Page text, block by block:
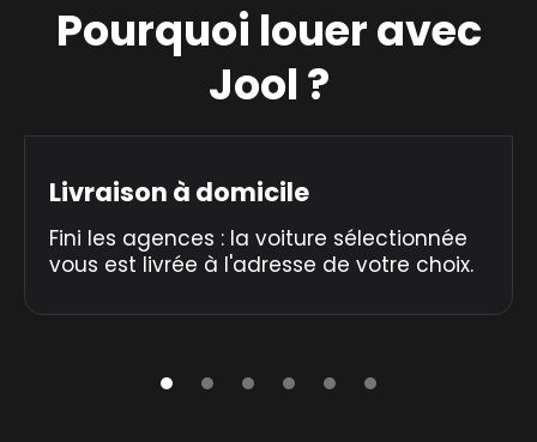
Pourquoi louer avec
Jool ?
Livraison à domicile
Fini les agences : la voiture sélectionnée
vous est livrée à l'adresse de votre choix.